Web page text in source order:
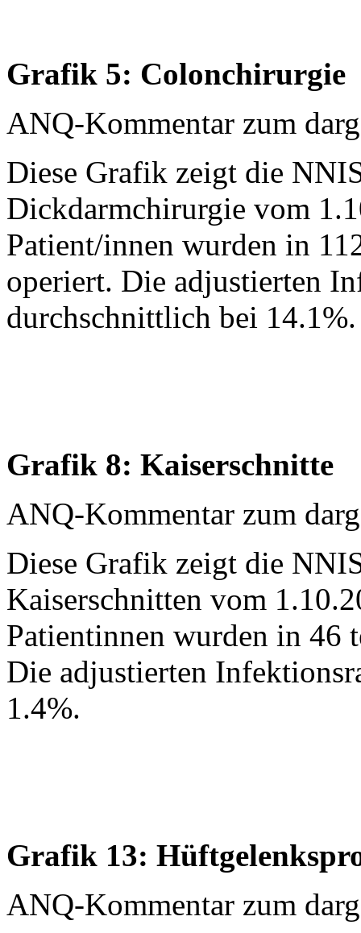
Grafik 5: Colonchirurgie
ANQ-Kommentar zum
Diese Grafik zeigt die
Dickdarmchirurgie vom
Patient/innen wurden in
operiert. Die adjustierten
durchschnittlich bei 14.1%.
Grafik 8: Kaiserschnitte
ANQ-Kommentar zum
Diese Grafik zeigt die
Kaiserschnitten vom
Patientinnen wurden in 46
Die adjustierten
1.4%.
Grafik 13:
ANQ-Kommentar zum